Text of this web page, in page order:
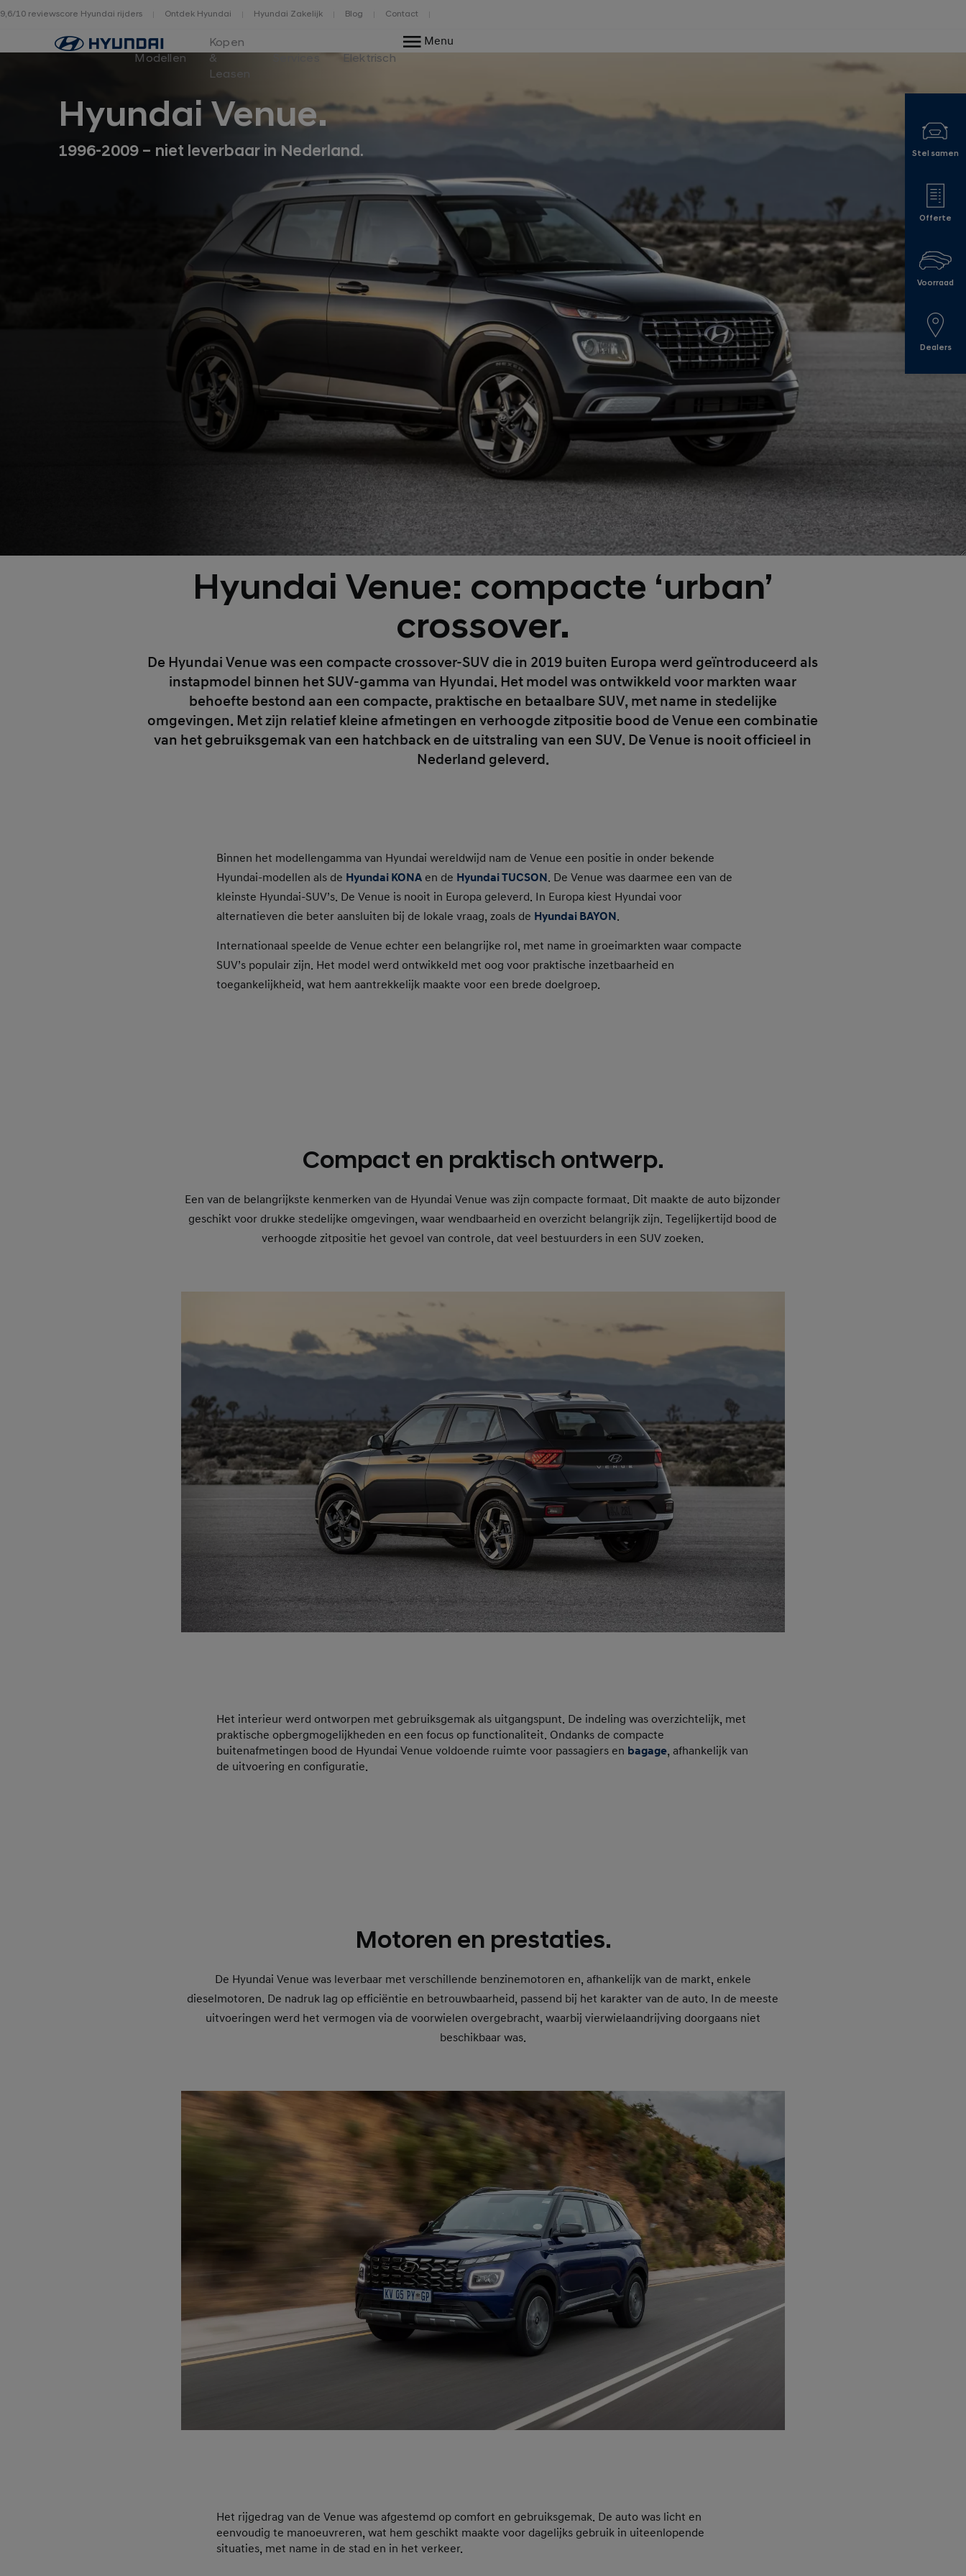
9,6/10 reviewscore Hyundai rijders Ontdek Hyundai Hyundai Zakelijk Blog Contact
Home
Modellen
Kopen
&
Leasen
Elektrisch
Menu
Hyundai Venue.
1996-2009 – niet leverbaar in Nederland.
Hyundai Venue: compacte ‘urban’
crossover.
De Hyundai Venue was een compacte crossover-SUV die in 2019 buiten Europa werd geïntroduceerd als
instapmodel binnen het SUV-gamma van Hyundai. Het model was ontwikkeld voor markten waar
behoefte bestond aan een compacte, praktische en betaalbare SUV, met name in stedelijke
omgevingen. Met zijn relatief kleine afmetingen en verhoogde zitpositie bood de Venue een combinatie
van het gebruiksgemak van een hatchback en de uitstraling van een SUV. De Venue is nooit officieel in
Nederland geleverd.
Stel samen
Offerte
Voorraad
Dealers
Binnen het modellengamma van Hyundai wereldwijd nam de Venue een positie in onder bekende
Hyundai-modellen als de Hyundai KONA en de Hyundai TUCSON. De Venue was daarmee een van de
kleinste Hyundai-SUV’s. De Venue is nooit in Europa geleverd. In Europa kiest Hyundai voor
alternatieven die beter aansluiten bij de lokale vraag, zoals de Hyundai BAYON.
Internationaal speelde de Venue echter een belangrijke rol, met name in groeimarkten waar compacte
SUV’s populair zijn. Het model werd ontwikkeld met oog voor praktische inzetbaarheid en
toegankelijkheid, wat hem aantrekkelijk maakte voor een brede doelgroep.
Compact en praktisch ontwerp.
Een van de belangrijkste kenmerken van de Hyundai Venue was zijn compacte formaat. Dit maakte de auto bijzonder
geschikt voor drukke stedelijke omgevingen, waar wendbaarheid en overzicht belangrijk zijn. Tegelijkertijd bood de
verhoogde zitpositie het gevoel van controle, dat veel bestuurders in een SUV zoeken.
Het interieur werd ontworpen met gebruiksgemak als uitgangspunt. De indeling was overzichtelijk, met
praktische opbergmogelijkheden en een focus op functionaliteit. Ondanks de compacte
buitenafmetingen bood de Hyundai Venue voldoende ruimte voor passagiers en bagage, afhankelijk van
de uitvoering en configuratie.
Motoren en prestaties.
De Hyundai Venue was leverbaar met verschillende benzinemotoren en, afhankelijk van de markt, enkele
dieselmotoren. De nadruk lag op efficiëntie en betrouwbaarheid, passend bij het karakter van de auto. In de meeste
uitvoeringen werd het vermogen via de voorwielen overgebracht, waarbij vierwielaandrijving doorgaans niet
beschikbaar was.
Het rijgedrag van de Venue was afgestemd op comfort en gebruiksgemak. De auto was licht en
eenvoudig te manoeuvreren, wat hem geschikt maakte voor dagelijks gebruik in uiteenlopende
situaties, met name in de stad en in het verkeer.